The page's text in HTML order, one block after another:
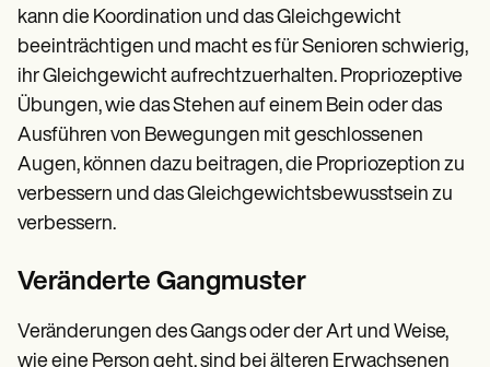
kann die Koordination und das Gleichgewicht
beeinträchtigen und macht es für Senioren schwierig,
ihr Gleichgewicht aufrechtzuerhalten. Propriozeptive
Übungen, wie das Stehen auf einem Bein oder das
Ausführen von Bewegungen mit geschlossenen
Augen, können dazu beitragen, die Propriozeption zu
verbessern und das Gleichgewichtsbewusstsein zu
verbessern.
Veränderte Gangmuster
Veränderungen des Gangs oder der Art und Weise,
wie eine Person geht, sind bei älteren Erwachsenen